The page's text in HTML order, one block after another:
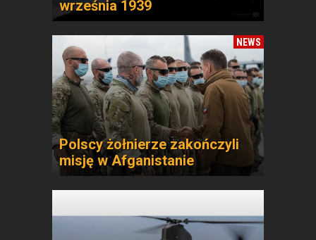
września 1939
NEWS
Polscy żołnierze zakończyli
misję w Afganistanie